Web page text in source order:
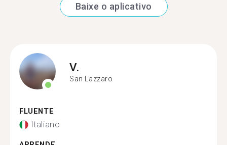
Baixe o aplicativo
V.
San Lazzaro
FLUENTE
Italiano